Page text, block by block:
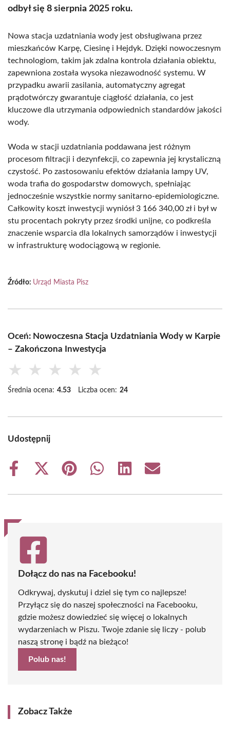
odbył się 8 sierpnia 2025 roku.
Nowa stacja uzdatniania wody jest obsługiwana przez
mieszkańców Karpę, Ciesinę i Hejdyk. Dzięki nowoczesnym
technologiom, takim jak zdalna kontrola działania obiektu,
zapewniona została wysoka niezawodność systemu. W
przypadku awarii zasilania, automatyczny agregat
prądotwórczy gwarantuje ciągłość działania, co jest
kluczowe dla utrzymania odpowiednich standardów jakości
wody.
Woda w stacji uzdatniania poddawana jest różnym
procesom filtracji i dezynfekcji, co zapewnia jej krystaliczną
czystość. Po zastosowaniu efektów działania lampy UV,
woda trafia do gospodarstw domowych, spełniając
jednocześnie wszystkie normy sanitarno-epidemiologiczne.
Całkowity koszt inwestycji wyniósł 3 166 340,00 zł i był w
stu procentach pokryty przez środki unijne, co podkreśla
znaczenie wsparcia dla lokalnych samorządów i inwestycji
w infrastrukturę wodociągową w regionie.
Źródło: Urząd Miasta Pisz
Oceń: Nowoczesna Stacja Uzdatniania Wody w Karpie
– Zakończona Inwestycja
★ ★ ★ ★ ★
Średnia ocena: 4.53 Liczba ocen: 24
Udostępnij
Share
Share
(Twitter)
Share
Share
Share
Share
Dołącz do nas na Facebooku!
Odkrywaj, dyskutuj i dziel się tym co najlepsze!
Przyłącz się do naszej społeczności na Facebooku,
gdzie możesz dowiedzieć się więcej o lokalnych
wydarzeniach w Piszu. Twoje zdanie się liczy - polub
naszą stronę i bądź na bieżąco!
Polub nas!
Zobacz Także